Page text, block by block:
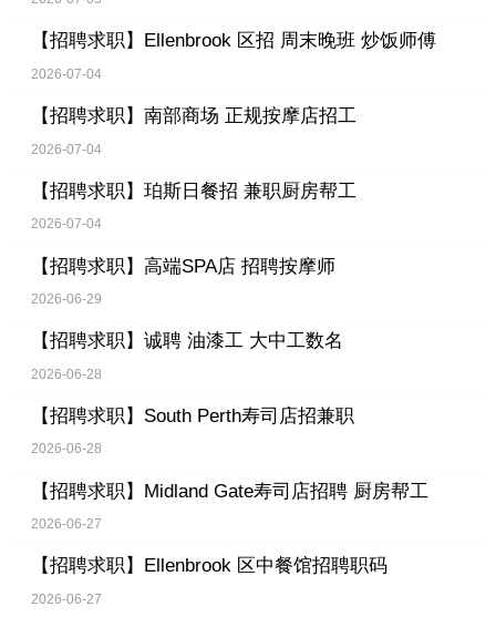
【招聘求职】 Ellenbrook 区招 周末晚班 炒饭师傅
2026-07-04
【招聘求职】 南部商场 正规按摩店招工
2026-07-04
【招聘求职】 珀斯日餐招 兼职厨房帮工
2026-07-04
【招聘求职】 高端SPA店 招聘按摩师
2026-06-29
【招聘求职】 诚聘 油漆工 大中工数名
2026-06-28
【招聘求职】 South Perth寿司店招兼职
2026-06-28
【招聘求职】 Midland Gate寿司店招聘 厨房帮工
2026-06-27
【招聘求职】 Ellenbrook 区中餐馆招聘职码
2026-06-27